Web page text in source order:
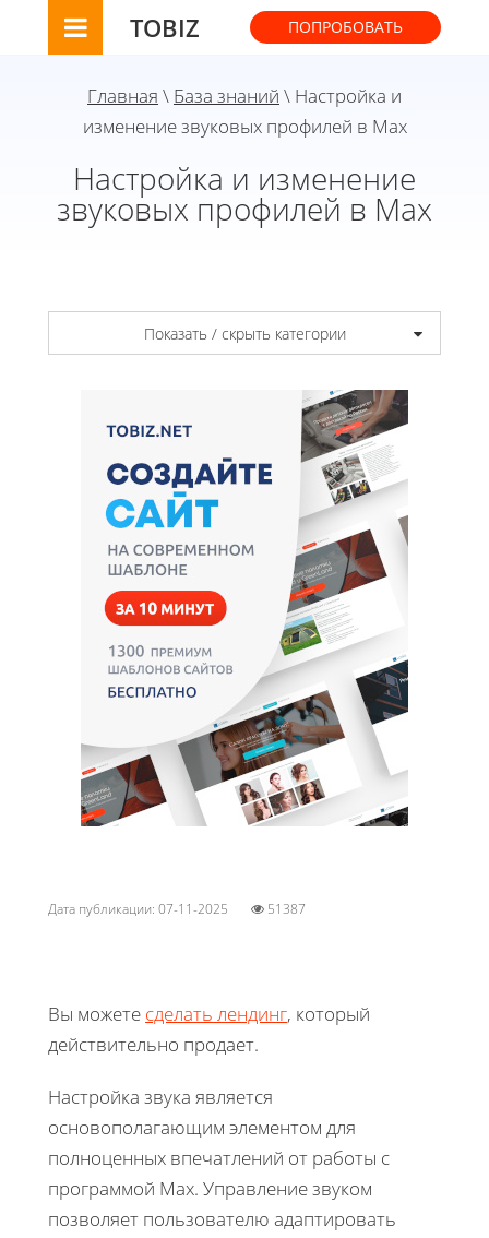
TOBIZ ПОПРОБОВАТЬ
Главная \ База знаний \ Настройка и
изменение звуковых профилей в Max
Настройка и изменение
звуковых профилей в Max
Показать / скрыть категории
Дата публикации: 07-11-2025 51387
Вы можете сделать лендинг, который
действительно продает.
Настройка звука является
основополагающим элементом для
полноценных впечатлений от работы с
программой Max. Управление звуком
позволяет пользователю адаптировать